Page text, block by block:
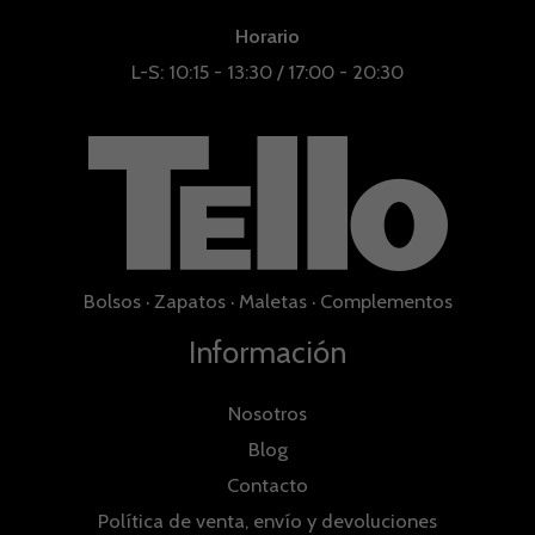
Horario
L-S: 10:15 - 13:30 / 17:00 - 20:30
Bolsos· Zapatos· Maletas· Complementos
Información
Nosotros
Blog
Contacto
Política de venta, envío y devoluciones